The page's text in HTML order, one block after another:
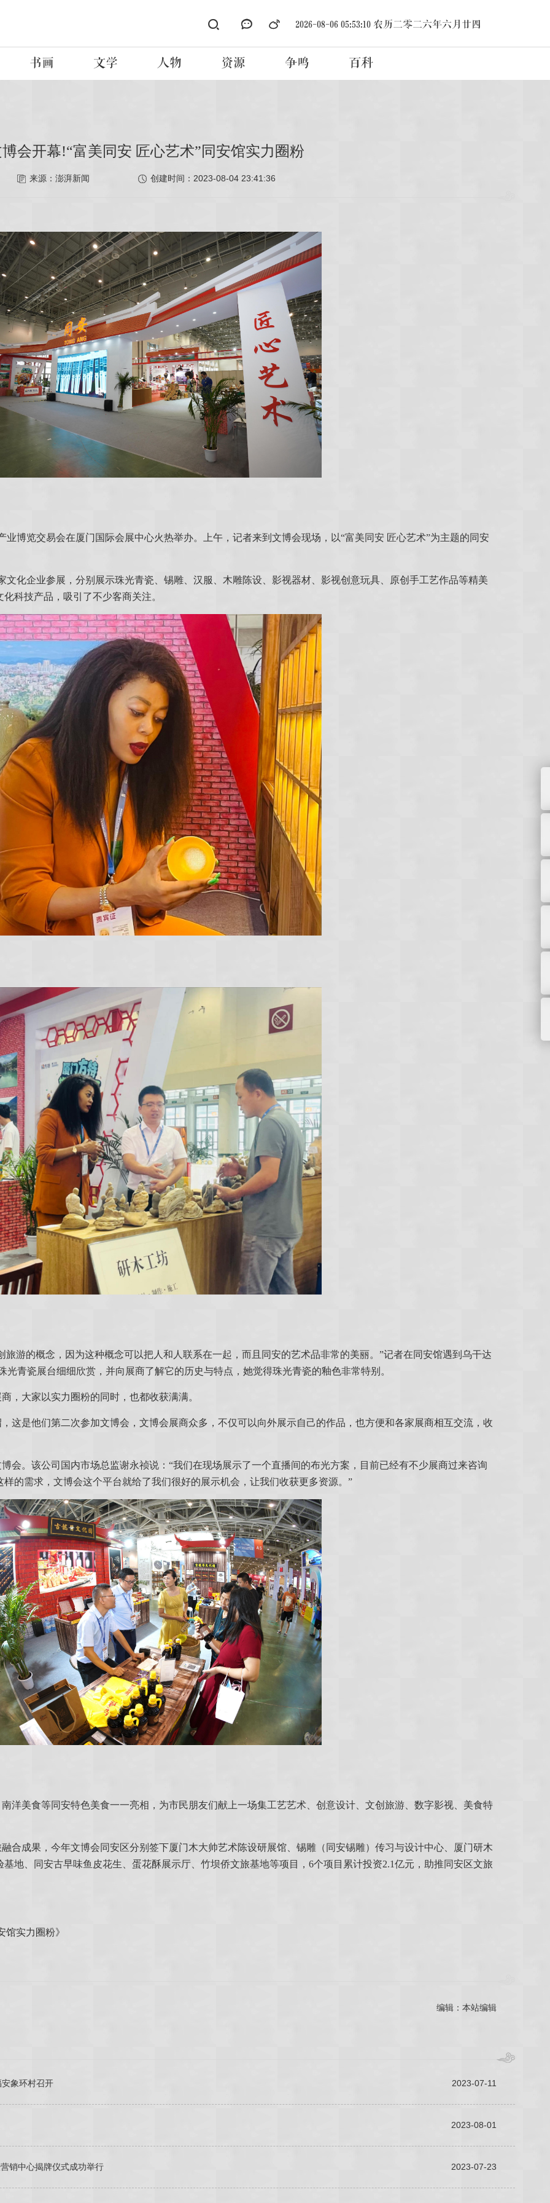
2026-08-06 05:53:11 农历二零二六年六月廿四
书画 文学 人物 资源 争鸣 百科
会开幕!“富美同安 匠心艺术”同安馆实力圈粉
来源：澎湃新闻 创建时间： 2023-08-04 23:41:36
业博览交易会在厦门国际会展中心火热举办。上午，记者来到文博会现场，以“富美同安 匠心艺术”为主题的同安
文化企业参展，分别展示珠光青瓷、锡雕、汉服、木雕陈设、影视器材、影视创意玩具、原创手工艺作品等精美
科技产品，吸引了不少客商关注。
游的概念，因为这种概念可以把人和人联系在一起，而且同安的艺术品非常的美丽。”记者在同安馆遇到乌干达
青瓷展台细细欣赏，并向展商了解它的历史与特点，她觉得珠光青瓷的釉色非常特别。
，大家以实力圈粉的同时，也都收获满满。
这是他们第二次参加文博会，文博会展商众多，不仅可以向外展示自己的作品，也方便和各家展商相互交流，收
会。该公司国内市场总监谢永祯说：“我们在现场展示了一个直播间的布光方案，目前已经有不少展商过来咨询
的需求，文博会这个平台就给了我们很好的展示机会，让我们收获更多资源。”
洋美食等同安特色美食一一亮相，为市民朋友们献上一场集工艺艺术、创意设计、文创旅游、数字影视、美食特
合成果，今年文博会同安区分别签下厦门木大帅艺术陈设研展馆、锡雕（同安锡雕）传习与设计中心、厦门研木
地、同安古早味鱼皮花生、蛋花酥展示厅、竹坝侨文旅基地等项目，6个项目累计投资2.1亿元，助推同安区文旅
实力圈粉》
编辑：本站编辑
2023-07-11
象环村召开
2023-08-01
2023-07-23
销中心揭牌仪式成功举行